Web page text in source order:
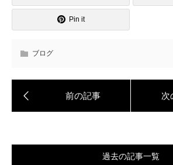
Pin it
ブログ
過去の記事一覧